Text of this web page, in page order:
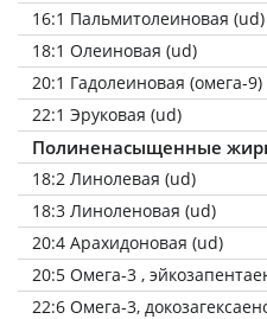
16:1 Пальмитолеиновая (ud)
18:1 Олеиновая (ud)
20:1 Гадолеиновая (омега-9)
22:1 Эруковая (ud)
Полиненасыщенные
18:2 Линолевая (ud)
18:3 Линоленовая (ud)
20:4 Арахидоновая (ud)
20:5 Омега-3 ,
22:6 Омега-3,